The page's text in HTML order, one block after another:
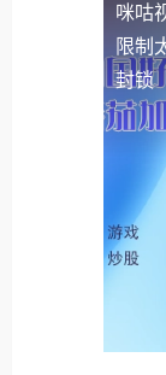
咪咕
限制
封锁